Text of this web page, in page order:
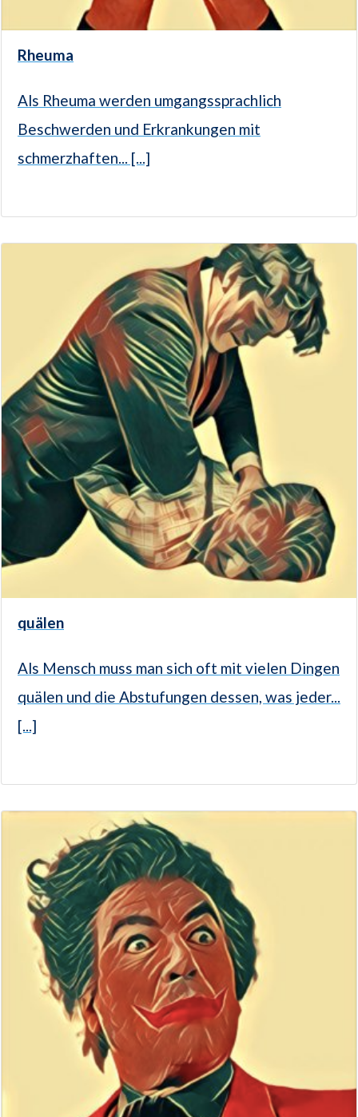
Rheuma
Als Rheuma werden umgangssprachlich
Beschwerden und Erkrankungen mit
schmerzhaften... [...]
quälen
Als Mensch muss man sich oft mit vielen Dingen
quälen und die Abstufungen dessen, was jeder...
[...]